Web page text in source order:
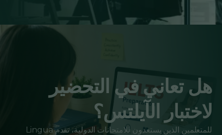
هل تعاني في التحضير
لاختبار الآيلتس؟
للمتعلمين الذين يستعدون للامتحانات الدولية، تقدم Lingua